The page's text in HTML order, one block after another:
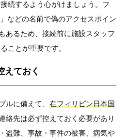
続するよう心がけましょう。フ
などの名前で偽のアクセスポイン
あるため、接続前に施設スタッフ
ことが重要です。
えておく
ルに備えて、 在フィリピン日本国
絡先は必ず控えておく必要があり
盗難、事故・事件の被害、病気や